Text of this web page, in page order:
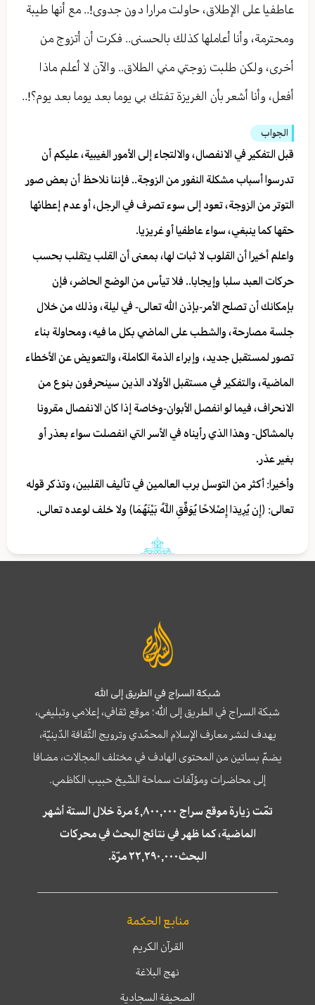
عاطفيا على الإطلاق، حاولت مرارا دون جدوى!.. مع أنها طيبة
ومحترمة، وأنا أعاملها كذلك بالحسنى.. فكرت أن أتزوج من
أخرى، ولكن طلبت زوجتي مني الطلاق.. والآن لا أعلم ماذا
أفعل، وأنا أشعر بأن الغريزة تفتك بي يوما بعد يوما بعد يوم؟!..
الجواب
قبل التفكير في الانفصال، والالتجاء إلى الأمور الغيبية، عليكم أن
تدرسوا أسباب مشكلة النفور من الزوجة.. فإننا نلاحظ أن بعض صور
التوتر من الزوجة، تعود إلى سوء تصرف في الرجل، أو عدم إعطائها
حقها كما ينبغي، سواء عاطفيا أو غريزيا.
واعلم أخيرا أن القلوب لا ثبات لها، بمعنى أن القلب يتقلب بحسب
حركات العبد سلبا وإيجابا.. فلا تيأس من الوضع الحاضر، فإن
بإمكانك أن تصلح الأمر-بإذن الله تعالى- في ليلة، وذلك من خلال
جلسة مصارحة، والشطب على الماضي بكل ما فيه، ومحاولة بناء
تصور لمستقبل جديد، وإبراء الذمة الكاملة، والتعويض عن الأخطاء
الماضية، والتفكير في مستقبل الأولاد الذين سينحرفون بنوع من
الانحراف، فيما لو انفصل الأبوان-وخاصة إذا كان الانفصال مقرونا
بالمشاكل- وهذا الذي رأيناه في الأسر التي انفصلت سواء بعذر أو
بغير عذر.
وأخيرا: أكثر من التوسل برب العالمين في تأليف القلبين، وتذكر قوله
تعالى: ﴿إِن يُرِيدَا إِصْلاحًا يُوَفِّقِ اللَّهُ بَيْنَهُمَا﴾ ولا خلف لوعده تعالى.
شبكة السراج في الطريق إلى الله
شبكة السراج في الطريق إلى الله؛ موقع ثقافي، إعلامي وتبليغي،
يهدف لنشر معارف الإسلام المحمّدي وترويج الثّقافة الدّينيّة،
يضمّ بساتين من المحتوى الهادف في مختلف المجالات، مضافا
إلى محاضرات ومؤلّفات سماحة الشّيخ حبيب الكاظمي.
تمّت زيارة موقع سراج ٤,٨٠٠,٠٠٠ مرة خلال الستة أشهر
الماضية، كما ظهر في نتائج البحث في محركات
البحث٢٢,٢٩٠,٠٠٠ مرّة.
منابع الحكمة
القرآن الكريم
نهج البلاغة
الصحيفة السجادية